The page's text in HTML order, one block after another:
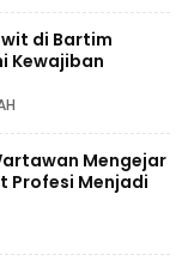
di Bartim
Kewajiban
Mengejar
Profesi Menjadi